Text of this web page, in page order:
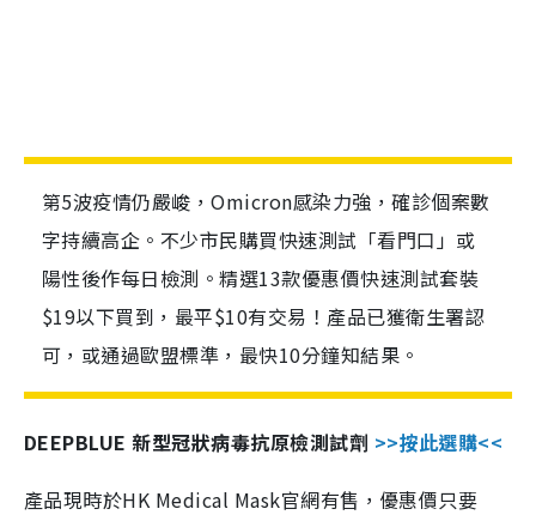
第5波疫情仍嚴峻，Omicron感染力強，確診個案數
字持續高企。不少市民購買快速測試「看門口」或
陽性後作每日檢測。精選13款優惠價快速測試套裝
$19以下買到，最平$10有交易！產品已獲衛生署認
可，或通過歐盟標準，最快10分鐘知結果。
DEEPBLUE 新型冠狀病毒抗原檢測試劑 >>按此選購<<
產品現時於HK Medical Mask官網有售，優惠價只要